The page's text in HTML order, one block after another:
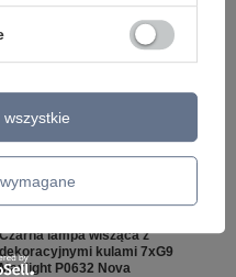
Czarna lampa wisząca z
dekoracyjnymi kulami 7xG9
Maxlight P0632 Nova